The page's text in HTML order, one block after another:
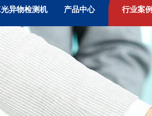
异物检测机 产品中心 行业案例